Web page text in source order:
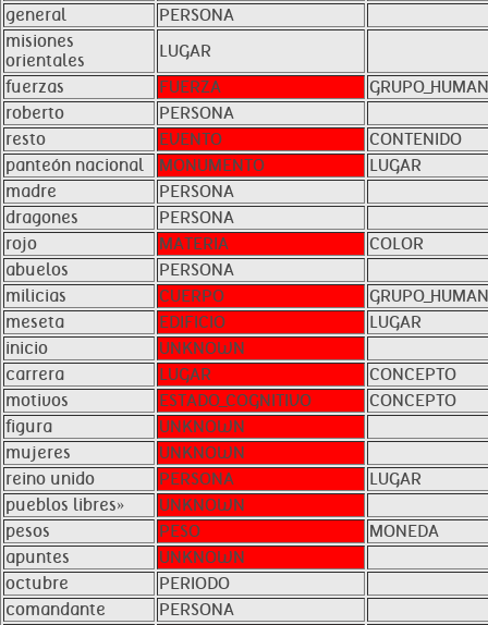
general
PERSONA
misiones
orientales
LUGAR
fuerzas
FUERZA
roberto
PERSONA
resto
EVENTO
CONTENIDO
panteón nacional
MONUMENTO
LUGAR
madre
PERSONA
dragones
PERSONA
rojo
MATERIA
COLOR
abuelos
PERSONA
milicias
CUERPO
meseta
EDIFICIO
LUGAR
inicio
UNKNOWN
carrera
LUGAR
CONCEPTO
motivos
ESTADO_COGNITIVO
CONCEPTO
figura
UNKNOWN
mujeres
UNKNOWN
reino unido
PERSONA
LUGAR
pueblos libres»
UNKNOWN
pesos
PESO
MONEDA
apuntes
UNKNOWN
octubre
PERIODO
comandante
PERSONA